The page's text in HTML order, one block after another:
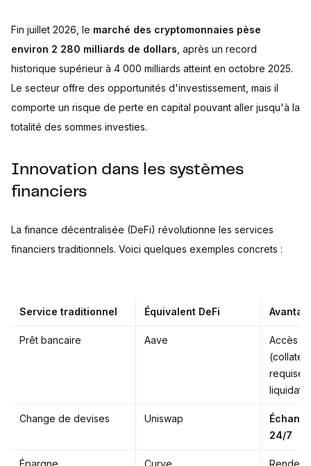
Fin juillet 2026, le marché des cryptomonnaies pèse
environ 2 280 milliards de dollars , après un record
historique supérieur à 4 000 milliards atteint en octobre 2025.
Le secteur offre des opportunités d'investissement, mais il
comporte un risque de perte en capital pouvant aller jusqu'à la
totalité des sommes investies.
Innovation dans les systèmes
financiers
La finance décentralisée (DeFi) révolutionne les services
financiers traditionnels. Voici quelques exemples concrets :
Service traditionnel Équivalent DeFi
Prêt bancaire Aave
Accès
requise,
Change de devises Uniswap
24/7
Épargne Curve